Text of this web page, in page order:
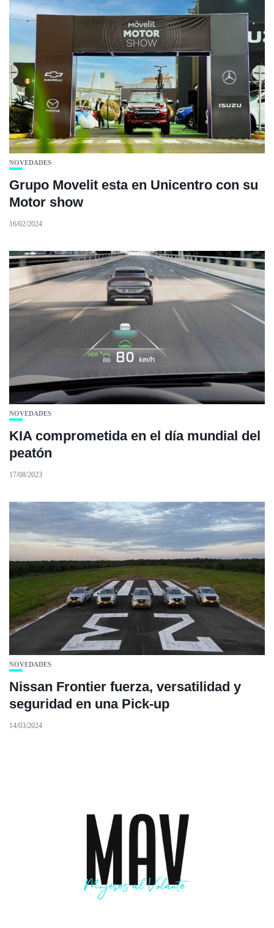
NOVEDADES
Grupo Movelit esta en Unicentro con su
Motor show
16/02/2024
NOVEDADES
KIA comprometida en el día mundial del
peatón
17/08/2023
NOVEDADES
Nissan Frontier fuerza, versatilidad y
seguridad en una Pick-up
14/03/2024